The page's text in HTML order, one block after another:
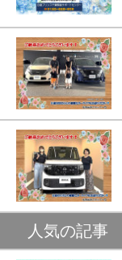
人気の記事